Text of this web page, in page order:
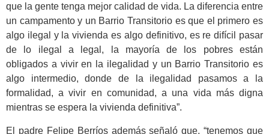
que la gente tenga mejor calidad de vida. La diferencia entre
un campamento y un Barrio Transitorio es que el primero es
algo ilegal y la vivienda es algo definitivo, es re difícil pasar
de lo ilegal a legal, la mayoría de los pobres están
obligados a vivir en la ilegalidad y un Barrio Transitorio es
algo intermedio, donde de la ilegalidad pasamos a la
formalidad, a vivir en comunidad, a una vida más digna
mientras se espera la vivienda definitiva”.
El padre Felipe Berríos además señaló que, “tenemos que